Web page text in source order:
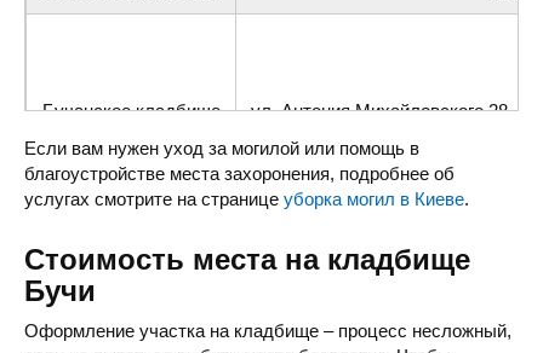
Бучанское кладбище ул. Антония Михайловского 28,
Городское кладбище
Если вам нужен уход за могилой или помощь в
благоустройстве места захоронения, подробнее об
услугах смотрите на странице уборка могил в Киеве.
Стоимость места на кладбище
Бучи
Оформление участка на кладбище – процесс несложный,